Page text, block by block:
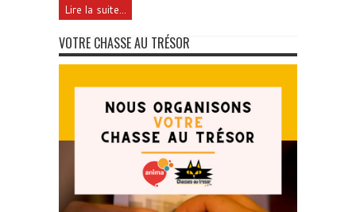
Lire la suite...
VOTRE CHASSE AU TRÉSOR